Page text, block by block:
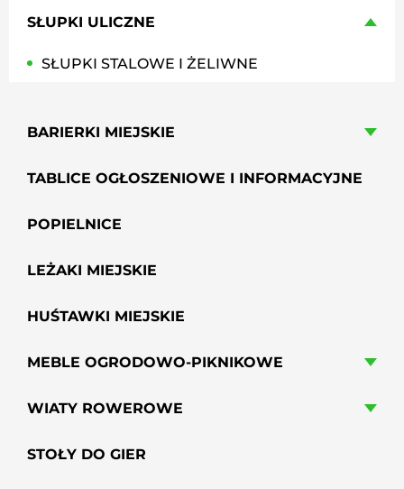
SŁUPKI ULICZNE
SŁUPKI STALOWE I ŻELIWNE
BARIERKI MIEJSKIE
TABLICE OGŁOSZENIOWE I INFORMACYJNE
POPIELNICE
LEŻAKI MIEJSKIE
HUŚTAWKI MIEJSKIE
MEBLE OGRODOWO-PIKNIKOWE
WIATY ROWEROWE
STOŁY DO GIER